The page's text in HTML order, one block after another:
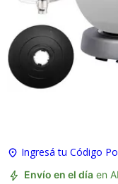
Ingresá tu Código
Envío en el día en